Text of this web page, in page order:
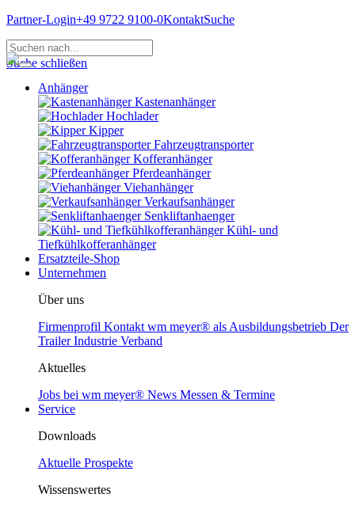
Partner-Login+49 9722 9100-0KontaktSuche
Suche schließen
Anhänger
Kastenanhänger
Hochlader
Kipper
Fahrzeugtransporter
Kofferanhänger
Pferdeanhänger
Viehanhänger
Verkaufsanhänger
Senkliftanhaenger
Kühl- und
Tiefkühlkofferanhänger
Ersatzteile-Shop
Unternehmen
Über uns
Firmenprofil Kontakt wm meyer® als Ausbildungsbetrieb Der
Trailer Industrie Verband
Aktuelles
Jobs bei wm meyer® News Messen & Termine
Service
Downloads
Aktuelle Prospekte
Wissenswertes